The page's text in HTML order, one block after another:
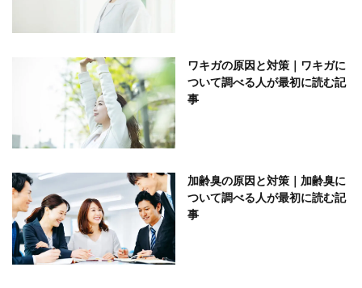
ワキガの原因と対策｜ワキガに
ついて調べる人が最初に読む記
事
加齢臭の原因と対策｜加齢臭に
ついて調べる人が最初に読む記
事